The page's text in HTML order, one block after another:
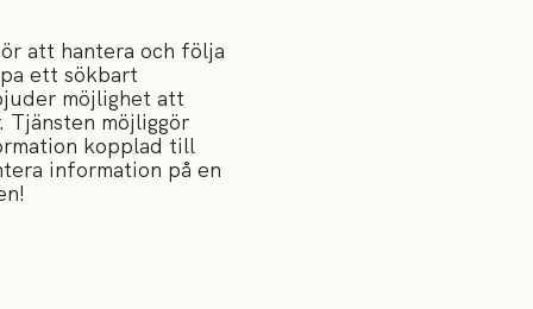
att hantera och följa
ett sökbart
möjlighet att
möjliggör
kopplad till
information på en